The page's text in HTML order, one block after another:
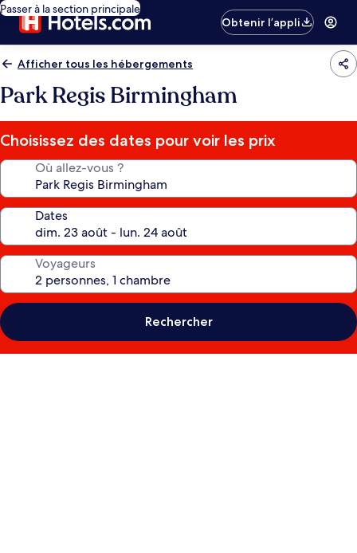
Passer à la section principale
Obtenir l’appli
Afficher tous les hébergements
Park Regis Birmingham
Choisissez des dates pour voir les prix
Où allez-vous ?
Dates
Voyageurs
Rechercher